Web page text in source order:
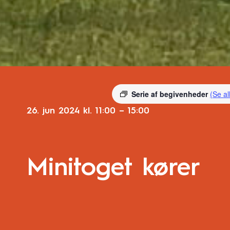
Serie af begivenheder (Se
26. jun 2024 kl. 11:00 – 15:00
Minitoget kører